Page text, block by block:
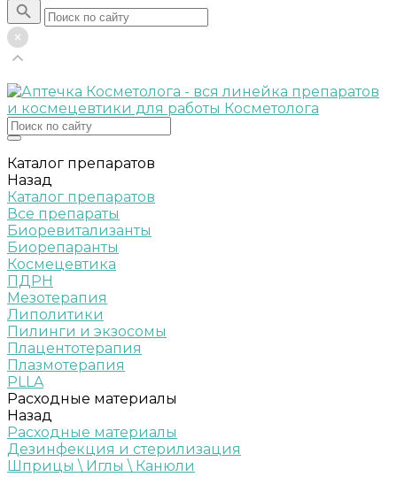
Каталог препаратов
Назад
Каталог препаратов
Все препараты
Биоревитализанты
Биорепаранты
Космецевтика
ПДРН
Мезотерапия
Липолитики
Пилинги и экзосомы
Плацентотерапия
Плазмотерапия
PLLA
Расходные материалы
Назад
Расходные материалы
Дезинфекция и стерилизация
Шприцы \ Иглы \ Канюли